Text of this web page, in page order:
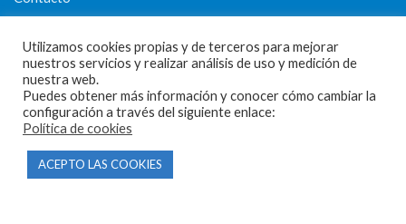
CONDICIONES Y AVISOS LEGALES
Condiciones de compra
Política de privacidad
Utilizamos cookies propias y de terceros para mejorar
nuestros servicios y realizar análisis de uso y medición de
nuestra web.
Puedes obtener más información y conocer cómo cambiar la
configuración a través del siguiente enlace:
Política de cookies
ACEPTO LAS COOKIES